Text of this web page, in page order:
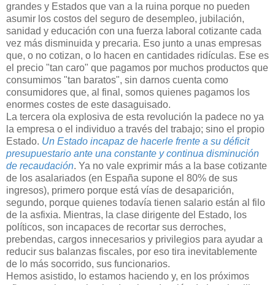
grandes y Estados que van a la ruina porque no pueden
asumir los costos del seguro de desempleo, jubilación,
sanidad y educación con una fuerza laboral cotizante cada
vez más disminuida y precaria. Eso junto a unas empresas
que, o no cotizan, o lo hacen en cantidades ridículas. Ese es
el precio "tan caro" que pagamos por muchos productos que
consumimos "tan baratos", sin darnos cuenta como
consumidores que, al final, somos quienes pagamos los
enormes costes de este dasaguisado.
La tercera ola explosiva de esta revolución la padece no ya
la empresa o el individuo a través del trabajo; sino el propio
Estado. Un Estado incapaz de hacerle frente a su déficit
presupuestario ante una constante y continua disminución
de recaudación. Ya no vale exprimir más a la base cotizante
de los asalariados (en España supone el 80% de sus
ingresos), primero porque está vías de desaparición,
segundo, porque quienes todavía tienen salario están al filo
de la asfixia. Mientras, la clase dirigente del Estado, los
políticos, son incapaces de recortar sus derroches,
prebendas, cargos innecesarios y privilegios para ayudar a
reducir sus balanzas fiscales, por eso tira inevitablemente
de lo más socorrido, sus funcionarios.
Hemos asistido, lo estamos haciendo y, en los próximos